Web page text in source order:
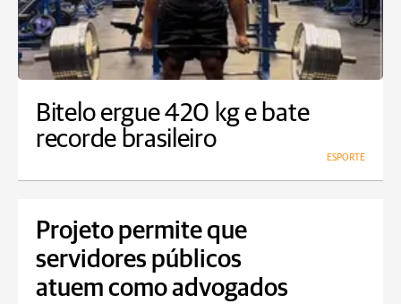
Bitelo ergue 420 kg e bate
recorde brasileiro
ESPORTE
Projeto permite que
servidores públicos
atuem como advogados